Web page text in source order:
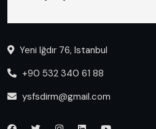
Yeni Iğdır 76, Istanbul
+90 532 340 61 88
ysfsdirm@gmail.com